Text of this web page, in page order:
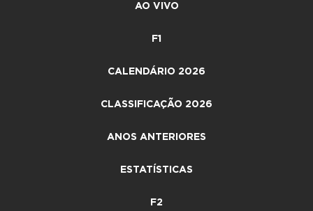
AO VIVO
F1
CALENDÁRIO 2026
CLASSIFICAÇÃO 2026
ANOS ANTERIORES
ESTATÍSTICAS
F2